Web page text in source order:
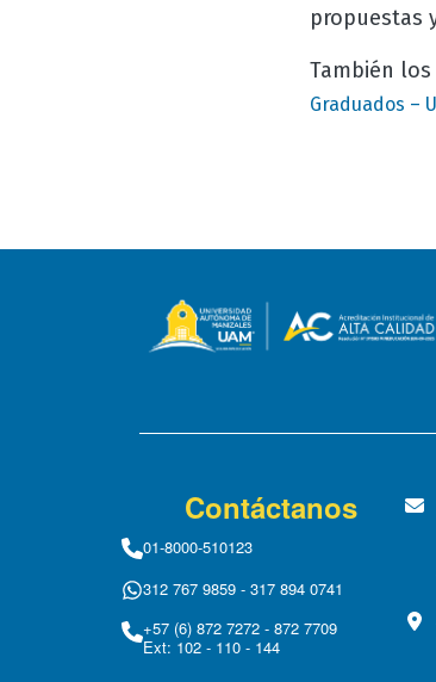
propuestas
También
Graduados –
Contáctanos
01-8000-510123
312 767 9859 - 317 894 0741
+57 (6) 872 7272 - 872 7709
Ext: 102 - 110 - 144